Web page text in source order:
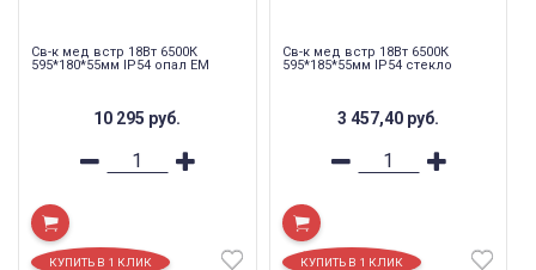
Св-к мед встр 18Вт 6500К
595*180*55мм IP54 опал EM
10 295 руб.
Св-к мед встр 18Вт 6500К
595*185*55мм IP54 стекло
3 457,40 руб.